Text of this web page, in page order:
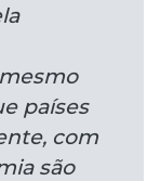
países
com
são